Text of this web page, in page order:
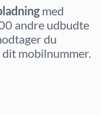
med
andre udbudte
du
mobilnummer.